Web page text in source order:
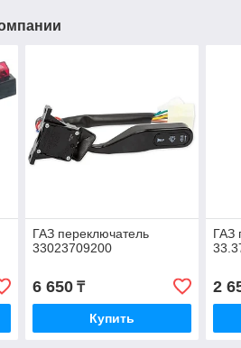
ГАЗ переключатель
33023709200
6 650₸
Купить
ГАЗ
2